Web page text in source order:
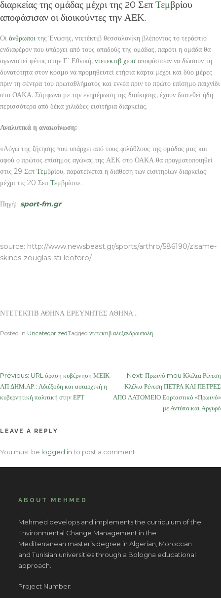
διαρκείας της ομάδας μέχρι της 20 Σεπ Τεμβρίου
αποφάσισαν οι διοικούντες την ΑΕΚ.
Οι άνθρωποι της Ένωσης, ντετέκτιβ θεσσαλονίκη βλέποντας το τεράστιο
ενδιαφέρον που υπάρχει από τους οπαδούς της ομάδας, παρότι η ομάδα θα
αγωνιστεί φέτος στην Γ΄ Εθνική, ντετεκτιβ χιοσ αποφάσισαν να δώσουν τη
δυνατότητα στον κόσμο να προμηθευτεί ετήσια κάρτα μέχρι και δύο μέρες
πριν τη σέντρα του πρωταθλήματος και εννέα πριν το πρώτο επίσημο παιχνίδι
στο ΟΑΚΑ. Σύμφωνα με την ενημέρωση της διοίκησης, έχουν διατεθεί ήδη
περισσότερα από δέκα χιλιάδες εισιτήρια διαρκείας.
Αναλυτικά η ανακοίνωση:
«Λόγω της ζήτησης που υπάρχει από τους φιλάθλους της ομάδας μας και
αφού ο πρώτος επίσημος αγώνας της ΑΕΚ στο ΟΑΚΑ θα πραγματοποιηθεί
στις 29 Σεπ Τεμβρίου, παρατείνεται η διάθεση των εισιτηρίων διαρκείας
μέχρι τις 20 Σεπ Τεμβρίου».
Πηγή: sport-fm.gr
source: http://www.newsbeast.gr/sports/arthro/586190/zisame-
skines-zouglas-sti-leoforo/
ΝΤΕΤΕΚΤΙΒ ΑΘΗΝΑ ΕΡΕΥΝΗΤΕΣ ΑΘΗΝΑ…
Posted in UncategorizedTagged ντετεκτιβ αλεξανδρουπολη
Post
navigation
Previous: URL όραση κυβέρνηση ΜΕΙΚ
ΑΠ ΔΗΜ.ΑΡ.: Αδιέξοδη και αυταρχική η
κυβερνητική πολιτική στην ΕΡΤ
Next: Πρωινό mou Κλέλια Ρένεση
Κλέλια Ρένεση ΠΕΤΡΑ ΚΑΙ ΠΕΤΡΕΣ
ΑΠΟ ΛΑΤΟΜΕΙΟ Εορταστικό «Πρωινό»
με Αντύπα και Αργυρό
LEAVE A REPLY
You must be logged in to post a comment.
ABOUT MEHMED
Mehmed develops and implements the curriculum of the
Environmental Change Management in the
Mediterranean master’s degree in Algerian, Moroccan
and Tunisian universities through a Bologna educational
approach.
Project Number: